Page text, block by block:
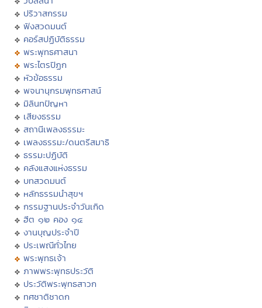
ปริวาสกรรม
ฟังสวดมนต์
คอร์สปฏิบัติธรรม
พระพุทธศาสนา
พระไตรปิฏก
หัวข้อธรรม
พจนานุกรมพุทธศาสน์
มิลินทปัญหา
เสียงธรรม
สถานีเพลงธรรมะ
เพลงธรรมะ/ดนตรีสมาธิ
ธรรมะปฏิบัติ
คลังแสงแห่งธรรม
บทสวดมนต์
หลักธรรมนำสุขฯ
กรรมฐานประจำวันเกิด
ฮีต ๑๒ คอง ๑๔
งานบุญประจำปี
ประเพณีทั่วไทย
พระพุทธเจ้า
ภาพพระพุทธประวัติ
ประวัติพระพุทธสาวก
ทศชาติชาดก